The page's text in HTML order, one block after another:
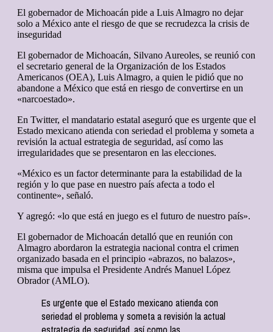
El gobernador de Michoacán pide a Luis Almagro no dejar
solo a México ante el riesgo de que se recrudezca la crisis de
inseguridad
El gobernador de Michoacán, Silvano Aureoles, se reunió con
el secretario general de la Organización de los Estados
Americanos (OEA), Luis Almagro, a quien le pidió que no
abandone a México que está en riesgo de convertirse en un
«narcoestado».
En Twitter, el mandatario estatal aseguró que es urgente que el
Estado mexicano atienda con seriedad el problema y someta a
revisión la actual estrategia de seguridad, así como las
irregularidades que se presentaron en las elecciones.
«México es un factor determinante para la estabilidad de la
región y lo que pase en nuestro país afecta a todo el
continente», señaló.
Y agregó: «lo que está en juego es el futuro de nuestro país».
El gobernador de Michoacán detalló que en reunión con
Almagro abordaron la estrategia nacional contra el crimen
organizado basada en el principio «abrazos, no balazos»,
misma que impulsa el Presidente Andrés Manuel López
Obrador (AMLO).
Es urgente que el Estado mexicano atienda con
seriedad el problema y someta a revisión la actual